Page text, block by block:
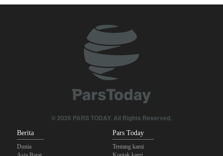
dengan Rudal Balistik dan Drone
The Economist: Kesepakatan dengan Iran Opsi Realistis Akhiri
Anggota Kongres AS Khawatirkan Dampak Menipisnya Rudal
Amerika Hadapi Iran© 2026 PARS TODAY. All Rights Reserved.
Berita
Dunia
Pars Today
Tentang kami